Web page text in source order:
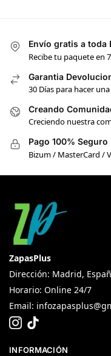
Envío gratis a toda
Recibe tu paquete en
Garantia
30 Días para hacer
Creando
Creciendo nuestra
Pago 100% Seguro
Bizum / MasterCard /
ZapasPlus
Dirección: Madrid,
Horario: Online 24/7
Email:
INFORMACIÓN